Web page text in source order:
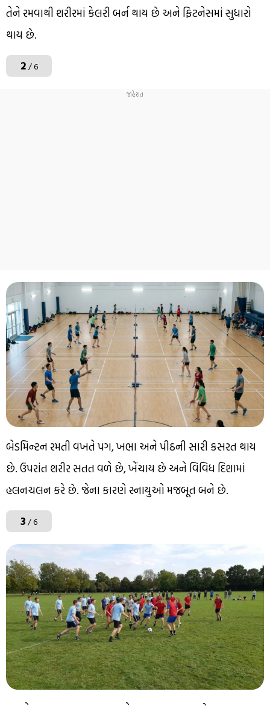
તેને રમવાથી શરીરમાં કેલરી બર્ન થાય છે અને ફિટનેસમાં સુધારો
થાય છે.
2/ 6
બેડમિન્ટન રમતી વખતે પગ, ખભા અને પીઠની સારી કસરત થાય
છે. ઉપરાંત શરીર સતત વળે છે, ખેંચાય છે અને વિવિધ દિશામાં
હલનચલન કરે છે. જેના કારણે સ્નાયુઓ મજબૂત બને છે.
3/ 6